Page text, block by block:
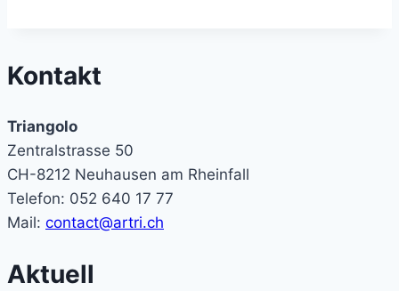
Kontakt
Triangolo
Zentralstrasse 50
CH-8212 Neuhausen am Rheinfall
Telefon: 052 640 17 77
Mail: contact@artri.ch
Aktuell